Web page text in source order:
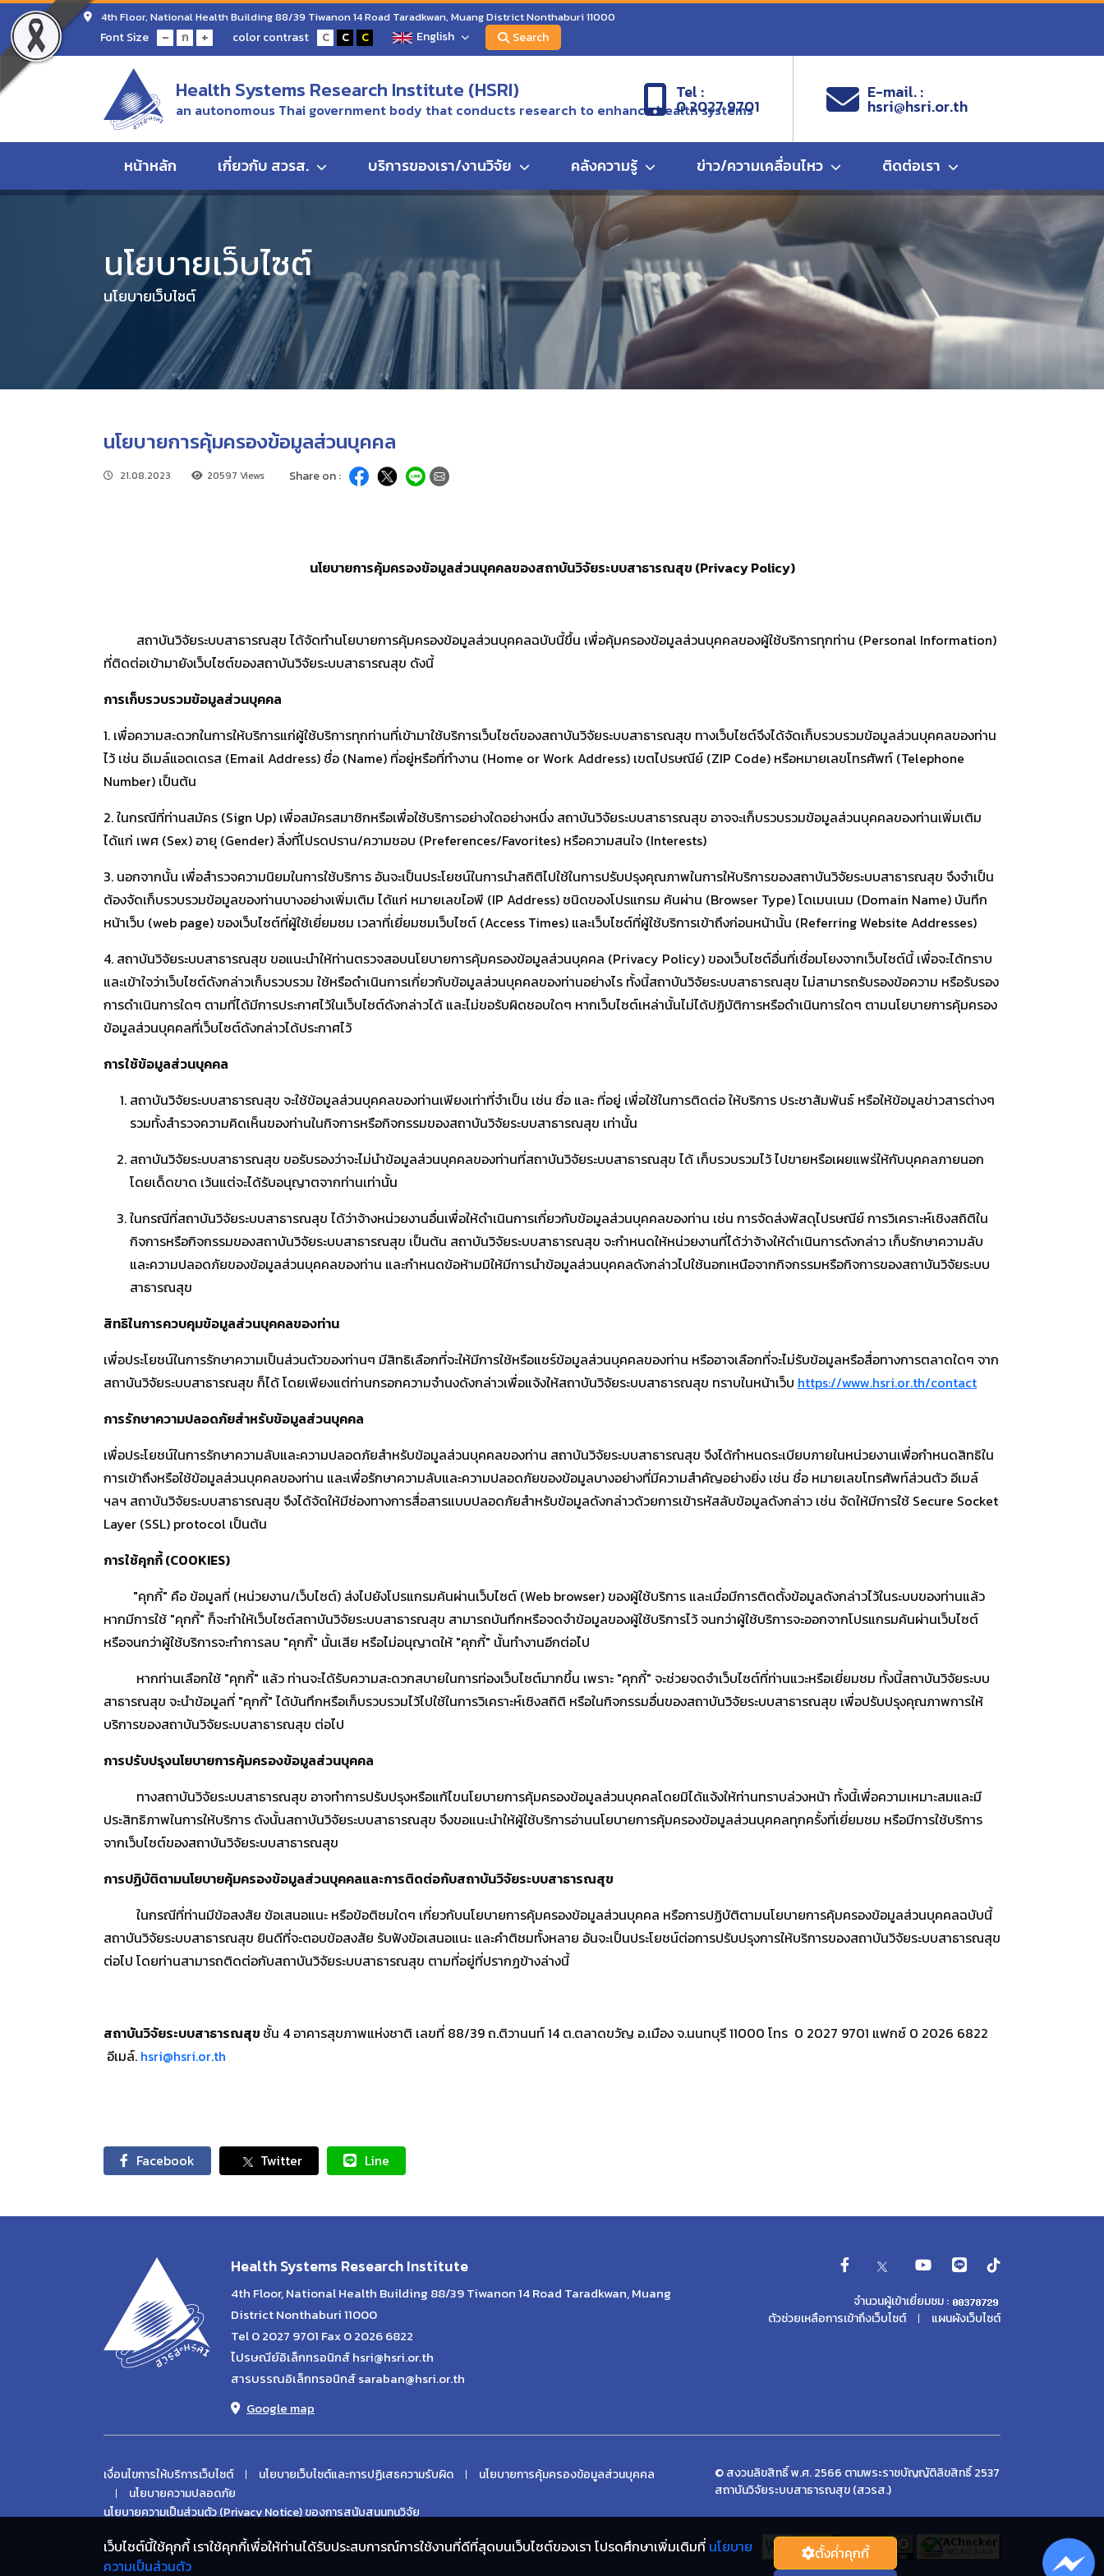
4th Floor, National Health Building 88/39 Tiwanon 14 Road Taradkwan, Muang District Nonthaburi 11000
Font Size - ก + color contrast C C C English Search
Health Systems Research Institute (HSRI)
an autonomous Thai government body that conducts research to enhance health systems
Tel :
0 2027 9701
E-mail. :
hsri@hsri.or.th
หน้าหลัก เกี่ยวกับ สวรส. บริการของเรา/งานวิจัย คลังความรู้ ข่าว/ความเคลื่อนไหว ติดต่อเรา
นโยบายเว็บไซต์
นโยบายเว็บไซต์
นโยบายการคุ้มครองข้อมูลส่วนบุคคล
21.08.2023 20597 Views Share on :
นโยบายการคุ้มครองข้อมูลส่วนบุคคลของสถาบันวิจัยระบบสาธารณสุข (Privacy Policy)
สถาบันวิจัยระบบสาธารณสุข ได้จัดทำนโยบายการคุ้มครองข้อมูลส่วนบุคคลฉบับนี้ขึ้น เพื่อคุ้มครองข้อมูลส่วนบุคคลของผู้ใช้บริการทุกท่าน (Personal Information)
ที่ติดต่อเข้ามายังเว็บไซต์ของสถาบันวิจัยระบบสาธารณสุข ดังนี้
การเก็บรวบรวมข้อมูลส่วนบุคคล
1. เพื่อความสะดวกในการให้บริการแก่ผู้ใช้บริการทุกท่านที่เข้ามาใช้บริการเว็บไซต์ของสถาบันวิจัยระบบสาธารณสุข ทางเว็บไซต์จึงได้จัดเก็บรวบรวมข้อมูลส่วนบุคคลของท่าน
ไว้ เช่น อีเมล์แอดเดรส (Email Address) ชื่อ (Name) ที่อยู่หรือที่ทำงาน (Home or Work Address) เขตไปรษณีย์ (ZIP Code) หรือหมายเลขโทรศัพท์ (Telephone
Number) เป็นต้น
2. ในกรณีที่ท่านสมัคร (Sign Up) เพื่อสมัครสมาชิกหรือเพื่อใช้บริการอย่างใดอย่างหนึ่ง สถาบันวิจัยระบบสาธารณสุข อาจจะเก็บรวบรวมข้อมูลส่วนบุคคลของท่านเพิ่มเติม
ได้แก่ เพศ (Sex) อายุ (Gender) สิ่งที่โปรดปราน/ความชอบ (Preferences/Favorites) หรือความสนใจ (Interests)
3. นอกจากนั้น เพื่อสำรวจความนิยมในการใช้บริการ อันจะเป็นประโยชน์ในการนำสถิติไปใช้ในการปรับปรุงคุณภาพในการให้บริการของสถาบันวิจัยระบบสาธารณสุข จึงจำเป็น
ต้องจัดเก็บรวบรวมข้อมูลของท่านบางอย่างเพิ่มเติม ได้แก่ หมายเลขไอพี (IP Address) ชนิดของโปรแกรม ค้นผ่าน (Browser Type) โดเมนเนม (Domain Name) บันทึก
หน้าเว็บ (web page) ของเว็บไซต์ที่ผู้ใช้เยี่ยมชม เวลาที่เยี่ยมชมเว็บไซต์ (Access Times) และเว็บไซต์ที่ผู้ใช้บริการเข้าถึงก่อนหน้านั้น (Referring Website Addresses)
4. สถาบันวิจัยระบบสาธารณสุข ขอแนะนำให้ท่านตรวจสอบนโยบายการคุ้มครองข้อมูลส่วนบุคคล (Privacy Policy) ของเว็บไซต์อื่นที่เชื่อมโยงจากเว็บไซต์นี้ เพื่อจะได้ทราบ
และเข้าใจว่าเว็บไซต์ดังกล่าวเก็บรวบรวม ใช้หรือดำเนินการเกี่ยวกับข้อมูลส่วนบุคคลของท่านอย่างไร ทั้งนี้สถาบันวิจัยระบบสาธารณสุข ไม่สามารถรับรองข้อความ หรือรับรอง
การดำเนินการใดๆ ตามที่ได้มีการประกาศไว้ในเว็บไซต์ดังกล่าวได้ และไม่ขอรับผิดชอบใดๆ หากเว็บไซต์เหล่านั้นไม่ได้ปฏิบัติการหรือดำเนินการใดๆ ตามนโยบายการคุ้มครอง
ข้อมูลส่วนบุคคลที่เว็บไซต์ดังกล่าวได้ประกาศไว้
การใช้ข้อมูลส่วนบุคคล
สถาบันวิจัยระบบสาธารณสุข จะใช้ข้อมูลส่วนบุคคลของท่านเพียงเท่าที่จำเป็น เช่น ชื่อ และ ที่อยู่ เพื่อใช้ในการติดต่อ ให้บริการ ประชาสัมพันธ์ หรือให้ข้อมูลข่าวสารต่างๆ
รวมทั้งสำรวจความคิดเห็นของท่านในกิจการหรือกิจกรรมของสถาบันวิจัยระบบสาธารณสุข เท่านั้น
สถาบันวิจัยระบบสาธารณสุข ขอรับรองว่าจะไม่นำข้อมูลส่วนบุคคลของท่านที่สถาบันวิจัยระบบสาธารณสุข ได้ เก็บรวบรวมไว้ ไปขายหรือเผยแพร่ให้กับบุคคลภายนอก
โดยเด็ดขาด เว้นแต่จะได้รับอนุญาตจากท่านเท่านั้น
ในกรณีที่สถาบันวิจัยระบบสาธารณสุข ได้ว่าจ้างหน่วยงานอื่นเพื่อให้ดำเนินการเกี่ยวกับข้อมูลส่วนบุคคลของท่าน เช่น การจัดส่งพัสดุไปรษณีย์ การวิเคราะห์เชิงสถิติใน
กิจการหรือกิจกรรมของสถาบันวิจัยระบบสาธารณสุข เป็นต้น สถาบันวิจัยระบบสาธารณสุข จะกำหนดให้หน่วยงานที่ได้ว่าจ้างให้ดำเนินการดังกล่าว เก็บรักษาความลับ
และความปลอดภัยของข้อมูลส่วนบุคคลของท่าน และกำหนดข้อห้ามมิให้มีการนำข้อมูลส่วนบุคคลดังกล่าวไปใช้นอกเหนือจากกิจกรรมหรือกิจการของสถาบันวิจัยระบบ
สาธารณสุข
สิทธิในการควบคุมข้อมูลส่วนบุคคลของท่าน
เพื่อประโยชน์ในการรักษาความเป็นส่วนตัวของท่านๆ มีสิทธิเลือกที่จะให้มีการใช้หรือแชร์ข้อมูลส่วนบุคคลของท่าน หรืออาจเลือกที่จะไม่รับข้อมูลหรือสื่อทางการตลาดใดๆ จาก
สถาบันวิจัยระบบสาธารณสุข ก็ได้ โดยเพียงแต่ท่านกรอกความจำนงดังกล่าวเพื่อแจ้งให้สถาบันวิจัยระบบสาธารณสุข ทราบในหน้าเว็บ https://www.hsri.or.th/contact
การรักษาความปลอดภัยสำหรับข้อมูลส่วนบุคคล
เพื่อประโยชน์ในการรักษาความลับและความปลอดภัยสำหรับข้อมูลส่วนบุคคลของท่าน สถาบันวิจัยระบบสาธารณสุข จึงได้กำหนดระเบียบภายในหน่วยงานเพื่อกำหนดสิทธิใน
การเข้าถึงหรือใช้ข้อมูลส่วนบุคคลของท่าน และเพื่อรักษาความลับและความปลอดภัยของข้อมูลบางอย่างที่มีความสำคัญอย่างยิ่ง เช่น ชื่อ หมายเลขโทรศัพท์ส่วนตัว อีเมล์
ฯลฯ สถาบันวิจัยระบบสาธารณสุข จึงได้จัดให้มีช่องทางการสื่อสารแบบปลอดภัยสำหรับข้อมูลดังกล่าวด้วยการเข้ารหัสลับข้อมูลดังกล่าว เช่น จัดให้มีการใช้ Secure Socket
Layer (SSL) protocol เป็นต้น
การใช้คุกกี้(COOKIES)
"คุกกี้" คือ ข้อมูลที่ (หน่วยงาน/เว็บไซต์) ส่งไปยังโปรแกรมค้นผ่านเว็บไซต์ (Web browser) ของผู้ใช้บริการ และเมื่อมีการติดตั้งข้อมูลดังกล่าวไว้ในระบบของท่านแล้ว
หากมีการใช้ "คุกกี้" ก็จะทำให้เว็บไซต์สถาบันวิจัยระบบสาธารณสุข สามารถบันทึกหรือจดจำข้อมูลของผู้ใช้บริการไว้ จนกว่าผู้ใช้บริการจะออกจากโปรแกรมค้นผ่านเว็บไซต์
หรือจนกว่าผู้ใช้บริการจะทำการลบ "คุกกี้" นั้นเสีย หรือไม่อนุญาตให้ "คุกกี้" นั้นทำงานอีกต่อไป
หากท่านเลือกใช้ "คุกกี้" แล้ว ท่านจะได้รับความสะดวกสบายในการท่องเว็บไซต์มากขึ้น เพราะ "คุกกี้" จะช่วยจดจำเว็บไซต์ที่ท่านแวะหรือเยี่ยมชม ทั้งนี้สถาบันวิจัยระบบ
สาธารณสุข จะนำข้อมูลที่ "คุกกี้" ได้บันทึกหรือเก็บรวบรวมไว้ไปใช้ในการวิเคราะห์เชิงสถิติ หรือในกิจกรรมอื่นของสถาบันวิจัยระบบสาธารณสุข เพื่อปรับปรุงคุณภาพการให้
บริการของสถาบันวิจัยระบบสาธารณสุข ต่อไป
การปรับปรุงนโยบายการคุ้มครองข้อมูลส่วนบุคคล
ทางสถาบันวิจัยระบบสาธารณสุข อาจทำการปรับปรุงหรือแก้ไขนโยบายการคุ้มครองข้อมูลส่วนบุคคลโดยมิได้แจ้งให้ท่านทราบล่วงหน้า ทั้งนี้เพื่อความเหมาะสมและมี
ประสิทธิภาพในการให้บริการ ดังนั้นสถาบันวิจัยระบบสาธารณสุข จึงขอแนะนำให้ผู้ใช้บริการอ่านนโยบายการคุ้มครองข้อมูลส่วนบุคคลทุกครั้งที่เยี่ยมชม หรือมีการใช้บริการ
จากเว็บไซต์ของสถาบันวิจัยระบบสาธารณสุข
การปฏิบัติตามนโยบายคุ้มครองข้อมูลส่วนบุคคลและการติดต่อกับสถาบันวิจัยระบบสาธารณสุข
ในกรณีที่ท่านมีข้อสงสัย ข้อเสนอแนะ หรือข้อติชมใดๆ เกี่ยวกับนโยบายการคุ้มครองข้อมูลส่วนบุคคล หรือการปฏิบัติตามนโยบายการคุ้มครองข้อมูลส่วนบุคคลฉบับนี้
สถาบันวิจัยระบบสาธารณสุข ยินดีที่จะตอบข้อสงสัย รับฟังข้อเสนอแนะ และคำติชมทั้งหลาย อันจะเป็นประโยชน์ต่อการปรับปรุงการให้บริการของสถาบันวิจัยระบบสาธารณสุข
ต่อไป โดยท่านสามารถติดต่อกับสถาบันวิจัยระบบสาธารณสุข ตามที่อยู่ที่ปรากฏข้างล่างนี้
สถาบันวิจัยระบบสาธารณสุขชั้น 4 อาคารสุขภาพแห่งชาติ เลขที่ 88/39 ถ.ติวานนท์ 14 ต.ตลาดขวัญ อ.เมือง จ.นนทบุรี 11000 โทร 0 2027 9701 แฟกซ์ 0 2026 6822
อีเมล์. hsri@hsri.or.th
Facebook Twitter Line
Health Systems Research Institute
4th Floor, National Health Building 88/39 Tiwanon 14 Road Taradkwan, Muang
District Nonthaburi 11000
Tel 0 2027 9701 Fax 0 2026 6822
ไปรษณีย์อิเล็กทรอนิกส์ hsri@hsri.or.th
สารบรรณอิเล็กทรอนิกส์ saraban@hsri.or.th
Google map
จำนวนผู้เข้าเยี่ยมชม :
ตัวช่วยเหลือการเข้าถึงเว็บไซต์
แผนผังเว็บไซต์
เงื่อนไขการให้บริการเว็บไซต์ นโยบายเว็บไซต์และการปฏิเสธความรับผิด
นโยบายการคุ้มครองข้อมูลส่วนบุคคล
นโยบายความปลอดภัย
นโยบายความเป็นส่วนตัว (Privacy Notice) ของการสนับสนนทุนวิจัย
© สงวนลิขสิทธิ์ พ.ศ. 2566 ตามพระราชบัญญัติลิขสิทธิ์ 2537
สถาบันวิจัยระบบสาธารณสุข (สวรส.)
เว็บไซต์นี้ใช้คุกกี้ เราใช้คุกกี้เพื่อให้ท่านได้รับประสบการณ์การใช้งานที่ดีที่สุดบนเว็บไซต์ของเรา โปรดศึกษาเพิ่มเติมที่ นโยบาย
ความเป็นส่วนตัว
ตั้งค่่าคุกกี้